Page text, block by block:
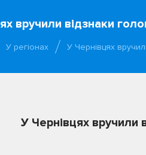
вручили відзнаки
У регіонах У Чернівцях
У Чернівцях вручили